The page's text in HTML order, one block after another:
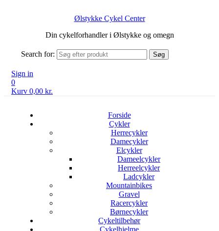
Ølstykke Cykel Center
Din cykelforhandler i Ølstykke og omegn
Search for: Søg
Sign in
0
Kurv 0,00 kr.
Forside
Cykler
Herrecykler
Damecykler
Elcykler
Dameelcykler
Herreelcykler
Ladcykler
Mountainbikes
Gravel
Racercykler
Børnecykler
Cykeltilbehør